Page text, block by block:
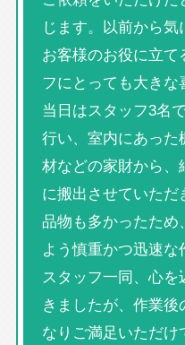
じます。以前から
お客様のお役に立
フにとっても大きな
当日はスタッフ3名
行い、室内にあっ
材などの家財から
に搬出させていた
品物も多かったた
よう慎重かつ迅速な
スタッフ一同、心
きましたが、作業
なりご満足いただ